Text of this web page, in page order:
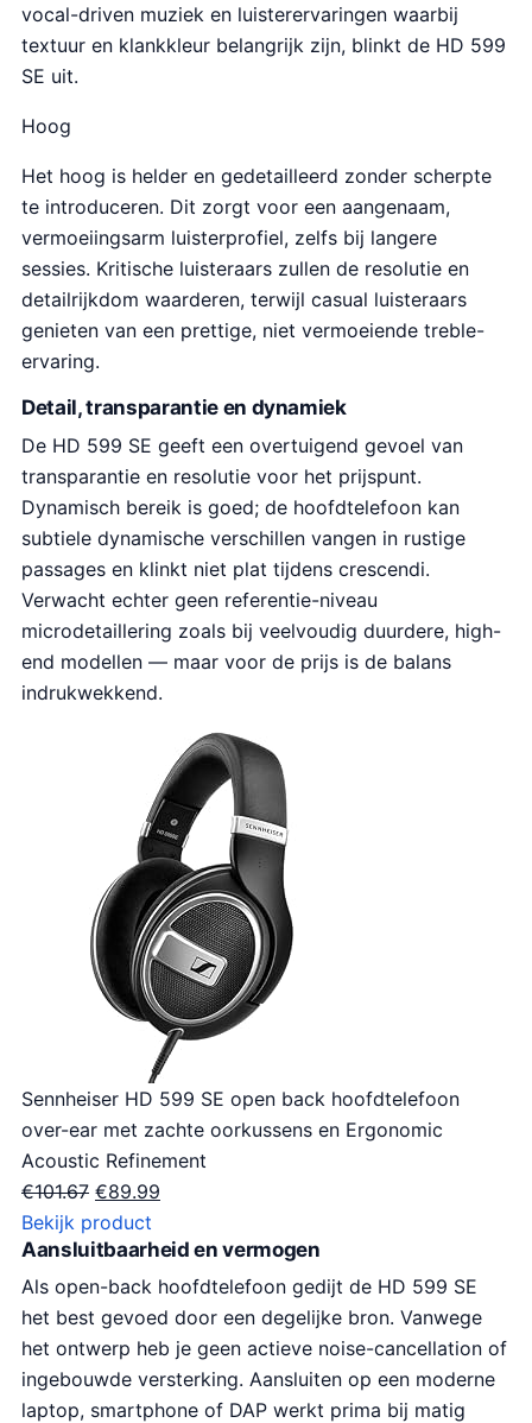
vocal-driven muziek en luisterervaringen waarbij
textuur en klankkleur belangrijk zijn, blinkt de HD 599
SE uit.
Hoog
Het hoog is helder en gedetailleerd zonder scherpte
te introduceren. Dit zorgt voor een aangenaam,
vermoeiingsarm luisterprofiel, zelfs bij langere
sessies. Kritische luisteraars zullen de resolutie en
detailrijkdom waarderen, terwijl casual luisteraars
genieten van een prettige, niet vermoeiende treble-
ervaring.
Detail, transparantie en dynamiek
De HD 599 SE geeft een overtuigend gevoel van
transparantie en resolutie voor het prijspunt.
Dynamisch bereik is goed; de hoofdtelefoon kan
subtiele dynamische verschillen vangen in rustige
passages en klinkt niet plat tijdens crescendi.
Verwacht echter geen referentie-niveau
microdetaillering zoals bij veelvoudig duurdere, high-
end modellen — maar voor de prijs is de balans
indrukwekkend.
Sennheiser HD 599 SE open back hoofdtelefoon
over-ear met zachte oorkussens en Ergonomic
Acoustic Refinement
€101.67 O
o
r
s
p
r
o
n
€89.99
i
d
i
g
e
p
Bekijk product
Aansluitbaarheid en vermogen
Als open-back hoofdtelefoon gedijt de HD 599 SE
het best gevoed door een degelijke bron. Vanwege
het ontwerp heb je geen actieve noise-cancellation of
ingebouwde versterking. Aansluiten op een moderne
laptop, smartphone of DAP werkt prima bij matig